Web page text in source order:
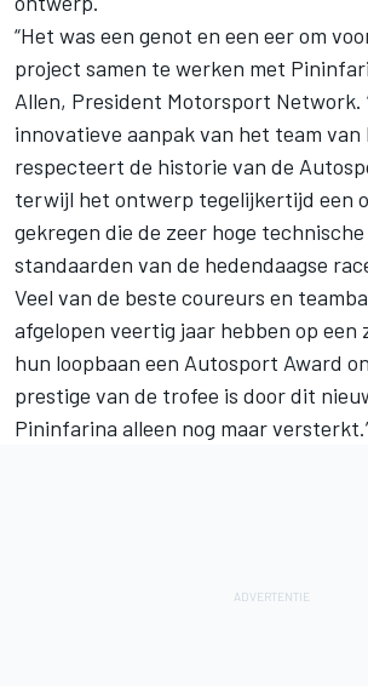
“Het was een genot en een eer om
project samen te werken met
Allen, President Motorsport Network.
innovatieve aanpak van het team
respecteert de historie van de
terwijl het ontwerp tegelijkertijd een
gekregen die de zeer hoge
standaarden van de hedendaagse
Veel van de beste coureurs en
afgelopen veertig jaar hebben op een
hun loopbaan een Autosport Award
prestige van de trofee is door dit
Pininfarina alleen nog maar